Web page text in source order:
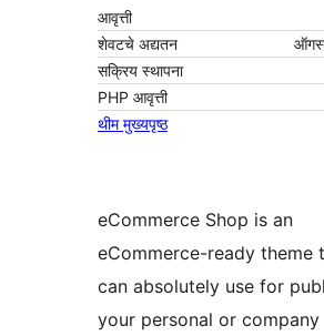
आवृत्ती
शेवटचे अद्यतन
सक्रिय स्थापना
PHP आवृत्ती
थीम मुख्यपृष्ठ
eCommerce Shop is an
eCommerce-ready theme
can absolutely use for
your personal or company